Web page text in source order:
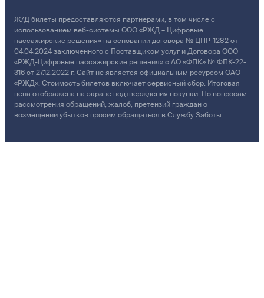
Ж/Д билеты предоставляются партнёрами, в том числе с
использованием веб-системы ООО «РЖД – Цифровые
пассажирские решения» на основании договора № ЦПР-1282 от
04.04.2024 заключенного с Поставщиком услуг и Договора ООО
«РЖД-Цифровые пассажирские решения» с АО «ФПК» № ФПК-22-
316 от 27.12.2022 г. Сайт не является официальным ресурсом ОАО
«РЖД». Стоимость билетов включает сервисный сбор. Итоговая
цена отображена на экране подтверждения покупки. По вопросам
рассмотрения обращений, жалоб, претензий граждан о
возмещении убытков просим обращаться в Службу Заботы.